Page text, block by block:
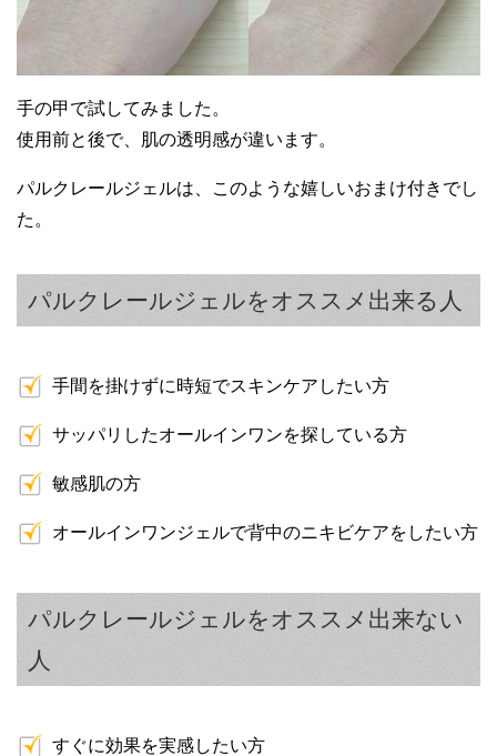
アットコスメで評判が良かったので購入し
た
手の甲で試してみました。
使用前と後で、肌の透明感が違います。
パルクレールジェルは、このような嬉しいおまけ付きでし
た。
パルクレールジェルをオススメ出来る人
手間を掛けずに時短でスキンケアしたい方
サッパリしたオールインワンを探している方
敏感肌の方
オールインワンジェルで背中のニキビケアをしたい方
パルクレールジェルをオススメ出来ない
人
すぐに効果を実感したい方